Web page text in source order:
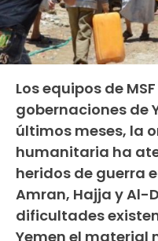
Los equipos de
gobernaciones de
últimos meses, la
humanitaria ha
heridos de guerra
Amran, Hajja y Al-
dificultades
Yemen el material